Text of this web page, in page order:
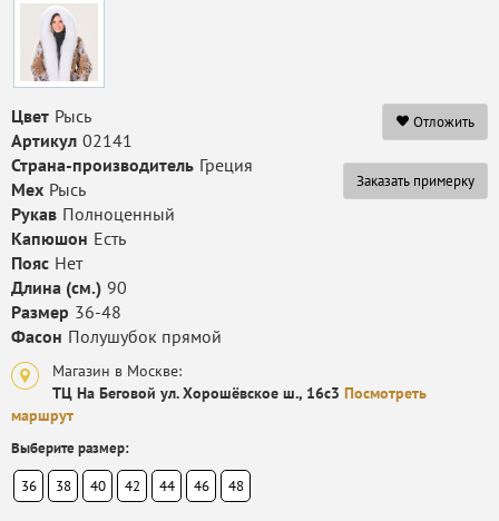
Отложить
Заказать примерку
Цвет Рысь
Артикул 02141
Страна-производитель Греция
Мех Рысь
Рукав Полноценный
Капюшон Есть
Пояс Нет
Длина (см.) 90
Размер 36-48
Фасон Полушубок прямой
Магазин в Москве:
ТЦ На Беговой ул. Хорошёвское ш., 16с3 Посмотреть
маршрут
Выберите размер:
36
38 40 42 44 46 48